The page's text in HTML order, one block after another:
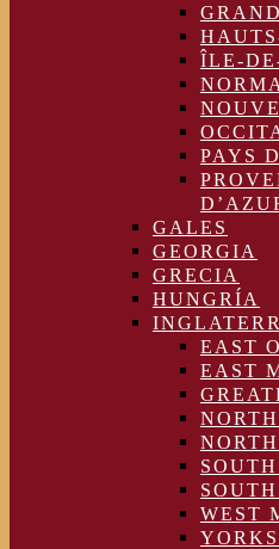
ÎLE-
PAYS
GALES
GEORGIA
GRECIA
HUNGRÍA
EAST
EAST
WEST